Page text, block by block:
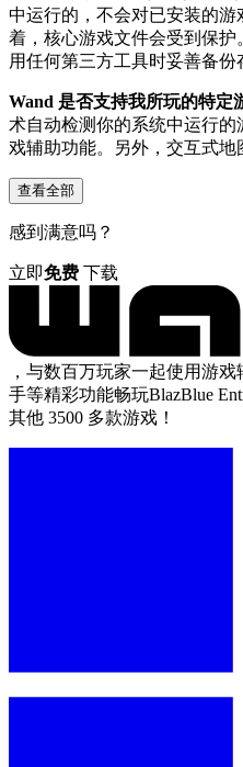
中运行的，不会对已安装的
着，核心游戏文件会受到保
用任何第三方工具时妥善备份
Wand 是否支持我所玩的特定
术自动检测你的系统中运行
戏辅助功能。另外，交互式地
查看全部
感到满意吗？
立即免费 下载
，与数百万玩家一起使用游
手等精彩功能畅玩BlazBlue
其他 3500 多款游戏！